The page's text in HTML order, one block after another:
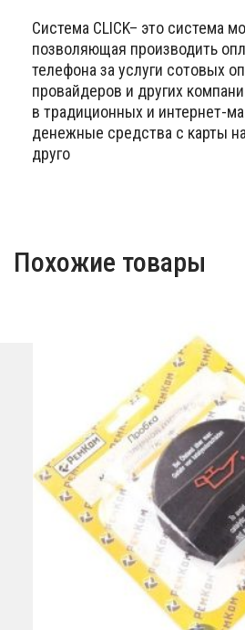
Система CLICK– это система
позволяющая производить
телефона за услуги сотовых
провайдеров и других
в традиционных и интернет-
денежные средства с карты
друго
Похожие товары